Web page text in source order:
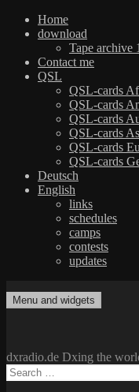
Home
download
Tape archive
Contact me
QSL
QSL-cards
QSL-cards
QSL-cards
QSL-cards
QSL-cards
QSL-cards
Deutsch
English
links
schedules
camps
contests
updates
to
dxradio.de
DXing the world on
Menu and widgets
dxradio.de Dxing the
Search
for: